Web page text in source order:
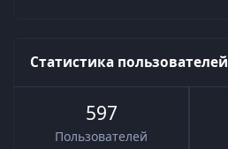
Статистика пользователей
597
Пользователей